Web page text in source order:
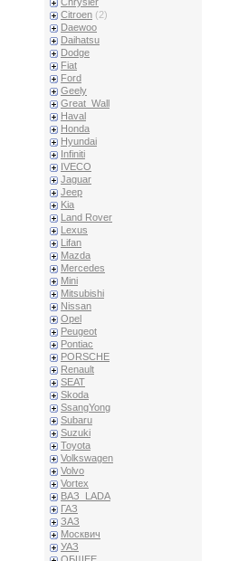
Citroen (2)
Daewoo
Daihatsu
Dodge
Fiat
Ford
Geely
Great_Wall
Haval
Honda
Hyundai
Infiniti
IVECO
Jaguar
Jeep
Kia
Land Rover
Lexus
Lifan
Mazda
Mercedes
Mini
Mitsubishi
Nissan
Opel
Peugeot
Pontiac
PORSCHE
Renault
SEAT
Skoda
SsangYong
Subaru
Suzuki
Toyota
Volkswagen
Volvo
Vortex
ВАЗ_LADA
ГАЗ
ЗАЗ
Москвич
УАЗ